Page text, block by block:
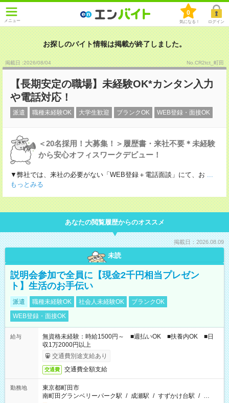
メニュー
0
気になる！ ログイン
お探しのバイト情報は掲載が終了しました。
掲載日 :2026/08/04 No.CR2tct_町田
【長期安定の職場】未経験OK*カンタン入力
や電話対応！
派遣 職種未経験OK 大学生歓迎 ブランクOK WEB登録・面接OK
＜20名採用！大募集！＞履歴書・来社不要＊未経験
から安心オフィスワークデビュー！
▼弊社では、来社の必要がない「WEB登録＋電話面談」にて、お ...
もっとみる
あなたの閲覧履歴からのオススメ
掲載日：2026.08.09
未読
説明会参加で全員に【現金2千円相当プレゼン
ト】生活のお手伝い
派遣 職種未経験OK 社会人未経験OK
ブランクOK
WEB登録・面接OK
給与
無資格未経験：時給1500円～ ■週払いOK ■扶養内OK ■日
収1万2000円以上
交通費別途支給あり
交通費 交通費全額支給
勤務地
東京都町田市
南町田グランベリーパーク駅 / 成瀬駅 / すずかけ台駅 / …